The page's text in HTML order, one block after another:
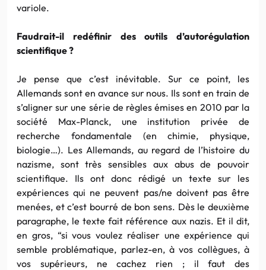
variole.
Faudrait-il redéfinir des outils d’autorégulation
scientifique ?
Je pense que c’est inévitable. Sur ce point, les
Allemands sont en avance sur nous. Ils sont en train de
s’aligner sur une série de règles émises en 2010 par la
société Max-Planck, une institution privée de
recherche fondamentale (en chimie, physique,
biologie…). Les Allemands, au regard de l’histoire du
nazisme, sont très sensibles aux abus de pouvoir
scientifique. Ils ont donc rédigé un texte sur les
expériences qui ne peuvent pas/ne doivent pas être
menées, et c’est bourré de bon sens. Dès le deuxième
paragraphe, le texte fait référence aux nazis. Et il dit,
en gros, “si vous voulez réaliser une expérience qui
semble problématique, parlez-en, à vos collègues, à
vos supérieurs, ne cachez rien ; il faut des